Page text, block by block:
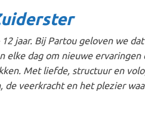
jaar. Bij Partou geloven we
elke dag om nieuwe
Met liefde, structuur en
veerkracht en het plezier